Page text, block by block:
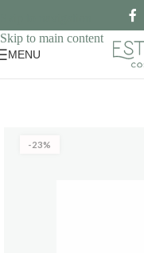
Skip to main content
MENU
-23%